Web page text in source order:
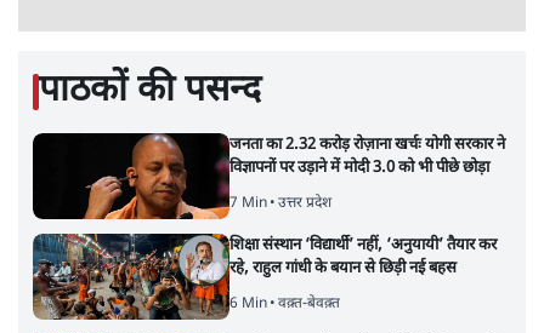
पाठकों की पसन्द
जनता का 2.32 करोड़ रोज़ाना खर्चः योगी सरकार ने
विज्ञापनों पर उड़ाने में मोदी 3.0 को भी पीछे छोड़ा
7 Min• उत्तर प्रदेश
शिक्षा संस्थान ‘विद्यार्थी’ नहीं, ‘अनुयायी’ तैयार कर
रहे, राहुल गांधी के बयान से छिड़ी नई बहस
6 Min• वक़्त-बेवक़्त